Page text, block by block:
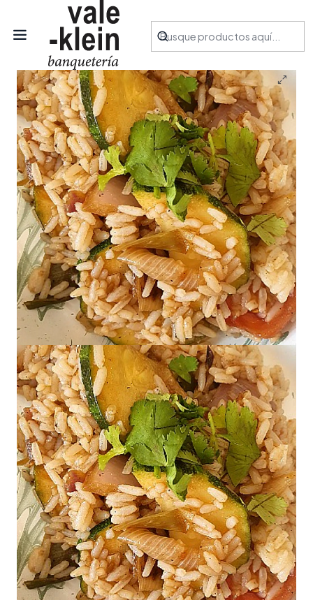
Productos Acompañamientos
Arroz chaufa vegetariano 1.2kg